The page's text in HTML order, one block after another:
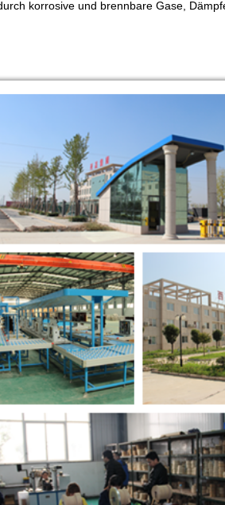
korrosive und brennbare Gase,